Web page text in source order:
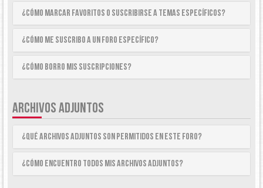
¿Cómo marcar Favoritos o suscribirse a temas específicos?
¿Cómo me suscribo a un foro específico?
¿Cómo borro mis suscripciones?
ARCHIVOS ADJUNTOS
¿Qué archivos adjuntos son permitidos en este foro?
¿Cómo encuentro todos mis archivos adjuntos?